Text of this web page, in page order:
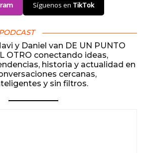
Síguenos en TikTok
y Daniel van DE UN PUNTO
OTRO conectando ideas,
historia y actualidad en
cercanas,
y sin filtros.